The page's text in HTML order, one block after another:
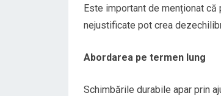
Este important de menționat că
nejustificate pot crea
Abordarea pe termen lung
Schimbările durabile apar prin